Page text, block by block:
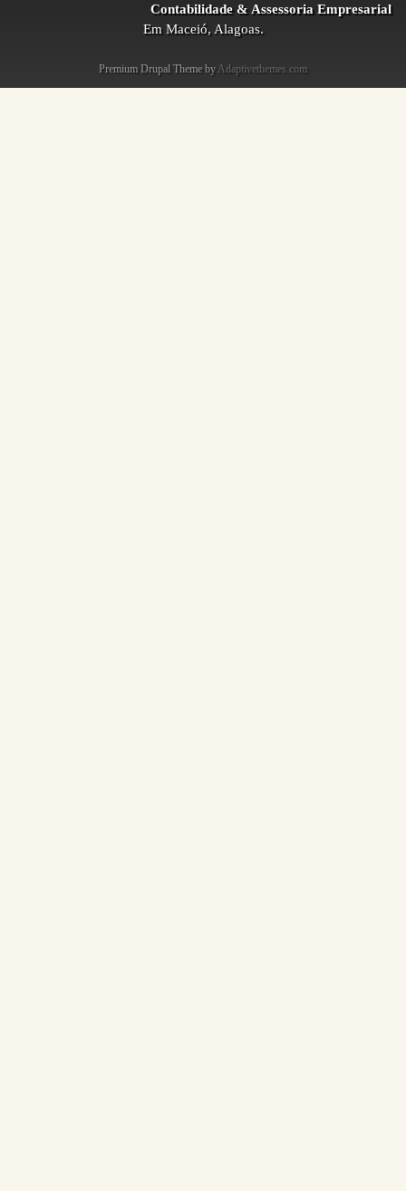
Contabilidade & Assessoria Empresarial
Em Maceió, Alagoas.
Premium Drupal Theme by Adaptivethemes.com